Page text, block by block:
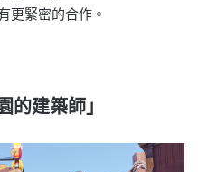
更緊密的合作。
的建築師」